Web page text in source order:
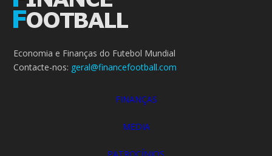
Economia e Finanças do Futebol Mundial
Contacte-nos: geral@financefootball.com
FINANÇAS
MEDIA